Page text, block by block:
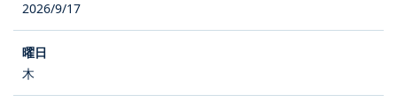
2026/9/17
木